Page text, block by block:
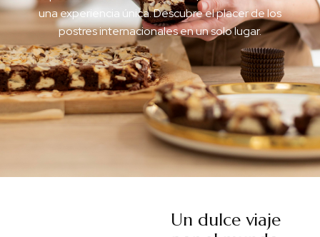
una experiencia única. Descubre el placer de los
postres internacionales en un solo lugar.
Un dulce viaje